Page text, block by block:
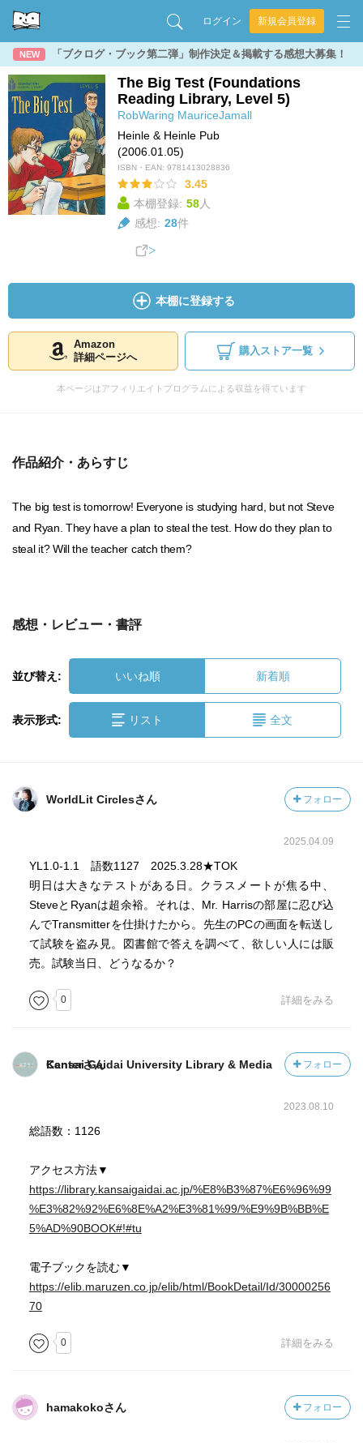
ログイン 新規会員登録
NEW 「ブクログ・ブック第二弾」制作決定＆掲載する感想大募集！
The Big Test (Foundations
Reading Library, Level 5)
RobWaring MauriceJamall
Heinle & Heinle Pub
(2006.01.05)
ISBN・EAN: 9781413028836
3.45
本棚登録: 58人
感想: 28件
本棚に登録する
Amazon
詳細ページへ
購入ストア一覧
本ページはアフィリエイトプログラムによる収益を得ています
作品紹介・あらすじ
The big test is tomorrow! Everyone is studying hard, but not Steve
and Ryan. They have a plan to steal the test. How do they plan to
steal it? Will the teacher catch them?
感想・レビュー・書評
並び替え: いいね順 新着順
表示形式: リスト 全文
WorldLit Circlesさん フォロー
2025.04.09
YL1.0-1.1 語数1127 2025.3.28★TOK
明日は大きなテストがある日。クラスメートが焦る中、
SteveとRyanは超余裕。それは、Mr. Harrisの部屋に忍び込
んでTransmitterを仕掛けたから。先生のPCの画面を転送し
て試験を盗み見。図書館で答えを調べて、欲しい人には販
売。試験当日、どうなるか？
0 詳細をみる
Kansai Gaidai University Library & Media Centerさん フォロー
2023.08.10
総語数：1126
アクセス方法▼
https://library.kansaigaidai.ac.jp/%E8%B3%87%E6%96%99
%E3%82%92%E6%8E%A2%E3%81%99/%E9%9B%BB%E
5%AD%90BOOK#!#tu
電子ブックを読む▼
https://elib.maruzen.co.jp/elib/html/BookDetail/Id/30000256
70
0 詳細をみる
hamakokoさん フォロー